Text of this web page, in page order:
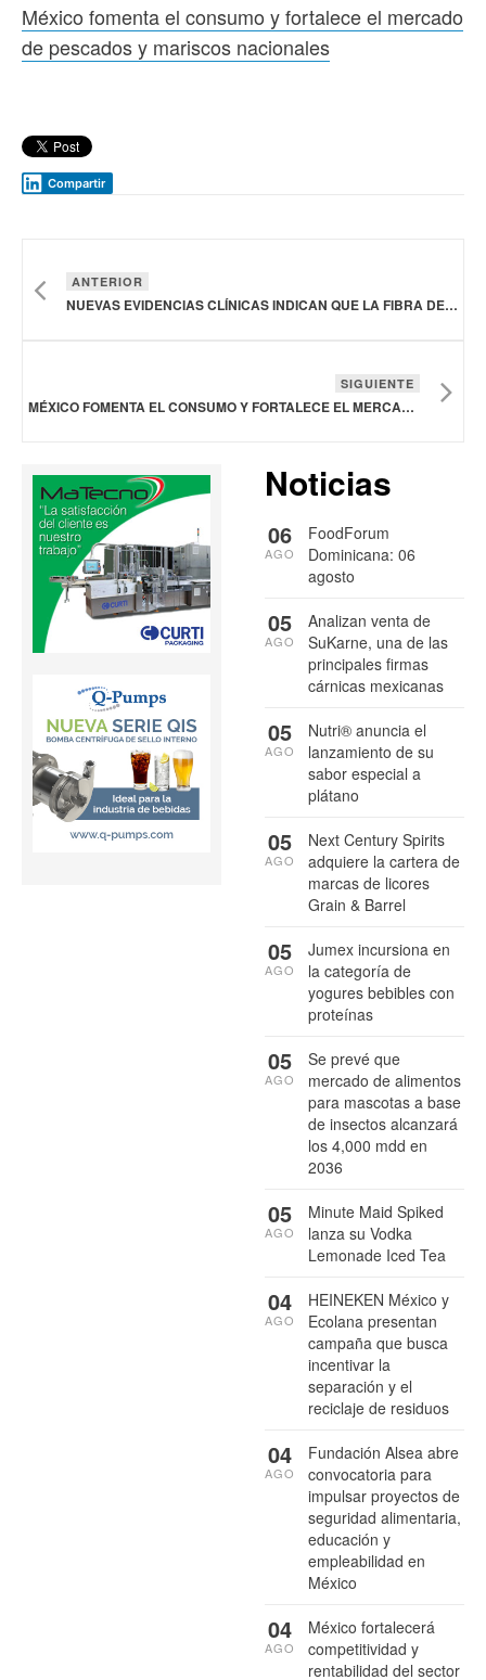
México fomenta el consumo y fortalece el mercado
de pescados y mariscos nacionales
Compartir
ANTERIOR
NUEVAS EVIDENCIAS CLÍNICAS INDICAN QUE LA FIBRA DE MAÍZ SOLUBLE FAVORECE LA FUNCIÓN COGNITIVA
SIGUIENTE
MÉXICO FOMENTA EL CONSUMO Y FORTALECE EL MERCADO DE PESCADOS Y MARISCOS NACIONALES
Noticias
FoodForum
Dominicana: 06
agosto
06
AGO
Analizan venta de
SuKarne, una de las
principales firmas
cárnicas mexicanas
05
AGO
Nutri® anuncia el
lanzamiento de su
sabor especial a
plátano
05
AGO
Next Century Spirits
adquiere la cartera de
marcas de licores
Grain & Barrel
05
AGO
Jumex incursiona en
la categoría de
yogures bebibles con
proteínas
05
AGO
Se prevé que
mercado de alimentos
para mascotas a base
de insectos alcanzará
los 4,000 mdd en
2036
05
AGO
Minute Maid Spiked
lanza su Vodka
Lemonade Iced Tea
05
AGO
HEINEKEN México y
Ecolana presentan
campaña que busca
incentivar la
separación y el
reciclaje de residuos
04
AGO
Fundación Alsea abre
convocatoria para
impulsar proyectos de
seguridad alimentaria,
educación y
empleabilidad en
México
04
AGO
México fortalecerá
competitividad y
rentabilidad del sector
04
AGO